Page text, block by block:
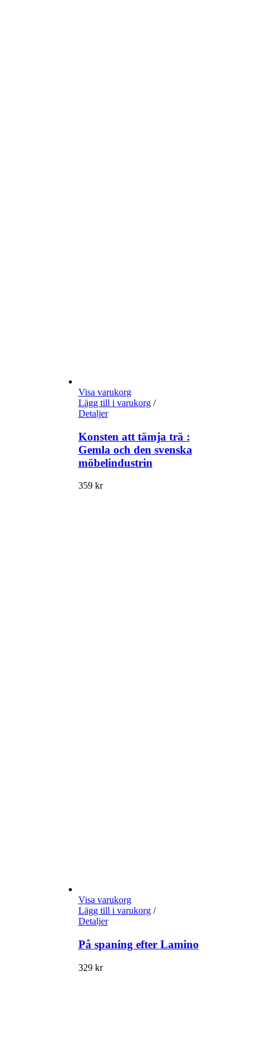
Visa varukorg
Lägg till i varukorg/
Detaljer
Konsten att tämja trä :
Gemla och den svenska
möbelindustrin
359 kr
Visa varukorg
Lägg till i varukorg/
Detaljer
På spaning efter Lamino
329 kr